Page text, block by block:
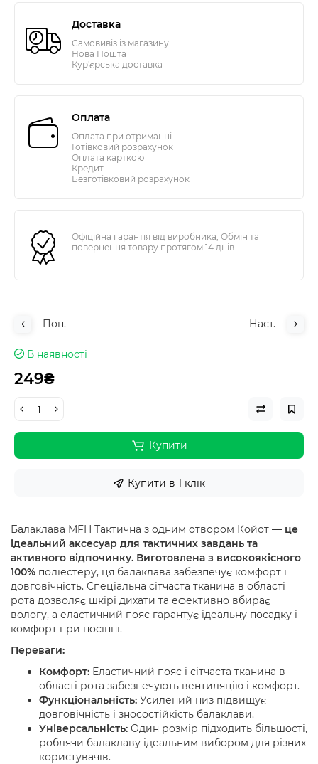
Доставка
Самовивіз із магазину
Нова Пошта
Кур'єрська доставка
Оплата
Оплата при отриманні
Готівковий розрахунок
Оплата карткою
Кредит
Безготівковий розрахунок
Офіційна гарантія від виробника, Обмін та
повернення товару протягом 14 днів
Поп. Наст.
В наявності
249₴
Купити
Купити в 1 клік
Балаклава MFH Тактична з одним отвором Койот — це
ідеальний аксесуар для тактичних завдань та
активного відпочинку. Виготовлена з високоякісного
100% поліестеру, ця балаклава забезпечує комфорт і
довговічність. Спеціальна сітчаста тканина в області
рота дозволяє шкірі дихати та ефективно вбирає
вологу, а еластичний пояс гарантує ідеальну посадку і
комфорт при носінні.
Переваги:
Комфорт: Еластичний пояс і сітчаста тканина в
області рота забезпечують вентиляцію і комфорт.
Функціональність: Усилений низ підвищує
довговічність і зносостійкість балаклави.
Універсальність: Один розмір підходить більшості,
роблячи балаклаву ідеальним вибором для різних
користувачів.